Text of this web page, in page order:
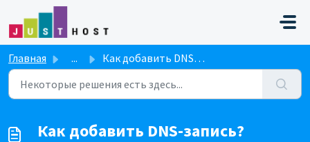
Переход к главному содержимому
Главная ... Как добавить DNS-запись?
Как добавить DNS-запись?